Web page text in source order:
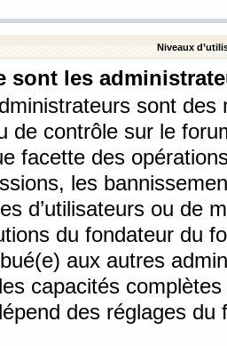
Niveaux
sont les
sont
de contrôle sur le
facette des
les
d’utilisateurs ou de
du fondateur du
aux autres
capacités
des réglages du